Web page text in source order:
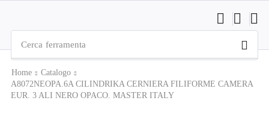
Cerca ferramenta
Home
Catalogo
A8072NEOPA.6A CILINDRIKA CERNIERA FILIFORME CAMERA
EUR. 3 ALI NERO OPACO. MASTER ITALY